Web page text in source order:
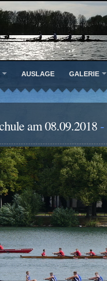
AUSLAGE GALERIE
am 08.09.2018